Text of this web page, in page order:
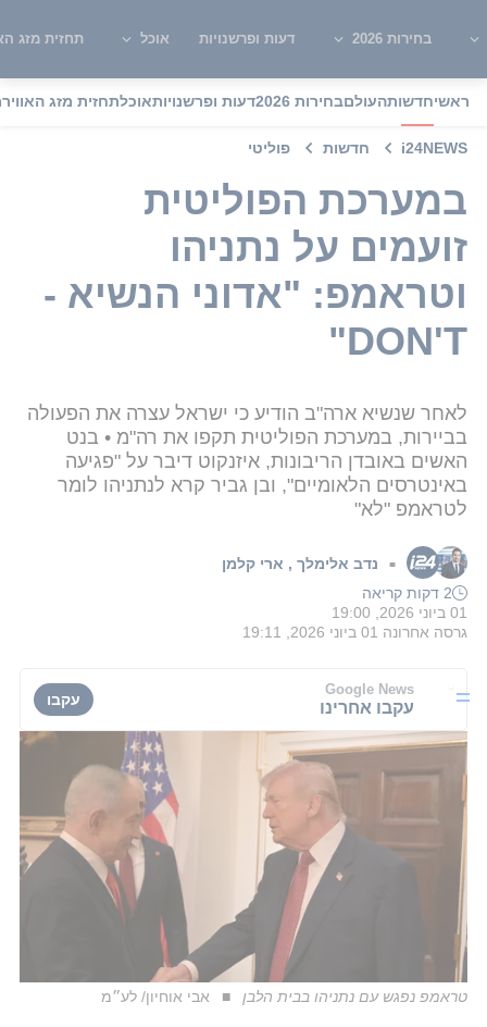
בחירות 2026 דעות ופרשנויות אוכל תחזית מזג
ראשיחדשותהעולםבחירות 2026 דעות ופרשנויותאוכלתחזית מזג האוויר
i24NEWS חדשות פוליטי
במערכת הפוליטית
זועמים על נתניהו
וטראמפ: "אדוני הנשיא -
DON'T"
לאחר שנשיא ארה"ב הודיע כי ישראל עצרה את הפעולה
בביירות, במערכת הפוליטית תקפו את רה"מ • בנט
האשים באובדן הריבונות, איזנקוט דיבר על "פגיעה
באינטרסים הלאומיים", ובן גביר קרא לנתניהו לומר
לטראמפ "לא"
■ נדב אלימלך , ארי קלמן
2 דקות קריאה
01 ביוני 2026, 19:00
גרסה אחרונה 01 ביוני 2026, 19:11
Google News
עקבו אחרינו עקבו
טראמפ נפגש עם נתניהו בבית הלבן אבי אוחיון/ לע״מ